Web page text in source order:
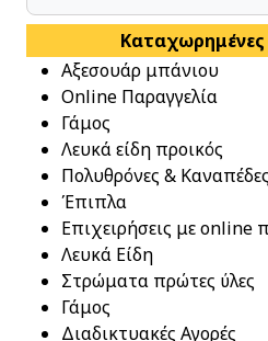
Καταχωρημένες
Αξεσουάρ μπάνιου
Online Παραγγελία
Γάμος
Λευκά είδη προικός
Πολυθρόνες & Καναπέδες
Έπιπλα
Επιχειρήσεις με online
Λευκά Είδη
Στρώματα πρώτες ύλες
Γάμος
Διαδικτυακές Αγορές